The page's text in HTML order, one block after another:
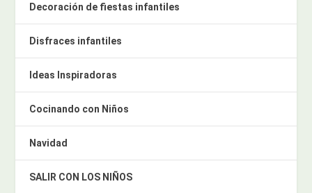
Decoración de fiestas infantiles
Disfraces infantiles
Ideas Inspiradoras
Cocinando con Niños
Navidad
SALIR CON LOS NIÑOS